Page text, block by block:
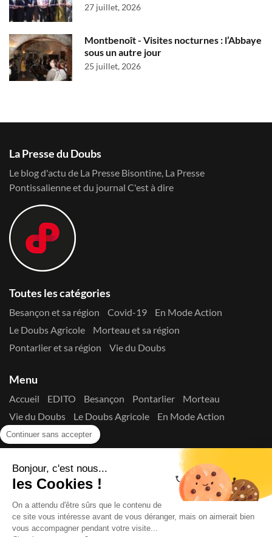
Continuer sans accepter
Bonjour, c'est nous...
les Cookies !
On a attendu d'être sûrs que le contenu de
ce site vous intéresse avant de vous déranger, mais on aimerait bien
vous accompagner pendant votre visite...
27 juillet, 2026
Montbenoît - Visites nocturnes : l’Abbaye
sous un autre jour
25 juillet, 2026
La Presse du Doubs
Le blog d'actu de La Presse Bisontine, La Presse
Pontissalienne et du journal C'est à dire
Toutes les catégories
Besançon et sa région Covid-19
En Mode Action
Le Doubs Agricole
Morteau et sa région
Pontarlier et sa région
Vie du Doubs
Menu
Accueil EDITO Besançon Pontarlier
Morteau
Vie du Doubs
Le Doubs Agricole
En Mode Action
Contactez-nous !
Suivez-nous sur les réseaux